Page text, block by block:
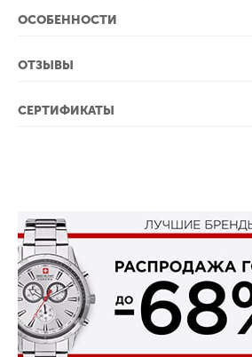
ОСОБЕННОСТИ
ОТЗЫВЫ
СЕРТИФИКАТЫ